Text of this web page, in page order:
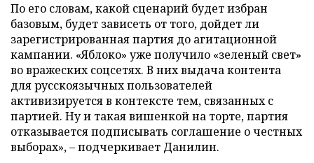
По его словам, какой сценарий будет избран
базовым, будет зависеть от того, дойдет ли
зарегистрированная партия до агитационной
кампании. «Яблоко» уже получило «зеленый свет»
во вражеских соцсетях. В них выдача контента
для русскоязычных пользователей
активизируется в контексте тем, связанных с
партией. Ну и такая вишенкой на торте, партия
отказывается подписывать соглашение о честных
выборах», – подчеркивает Данилин.